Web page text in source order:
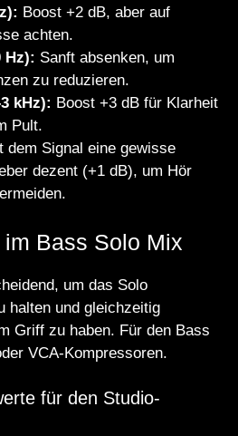
Boost +2 dB, aber auf
achten.
Hz): Sanft absenken, um
zu reduzieren.
kHz): Boost +3 dB für Klarheit
Pult.
dem Signal eine gewisse
dezent (+1 dB), um Hör
Bass Solo Mix
um das Solo
halten und gleichzeitig
Griff zu haben. Für den Bass
VCA-Kompressoren.
für den Studio-